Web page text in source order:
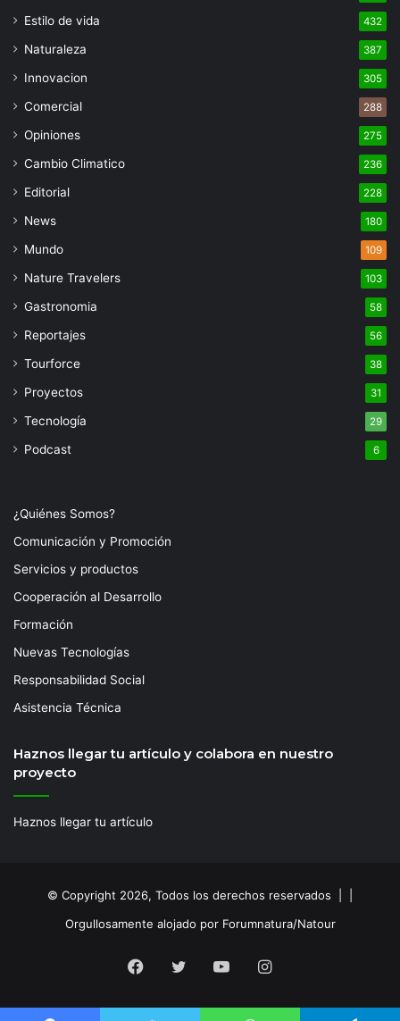
Estilo de vida 432
Naturaleza 387
Innovacion 305
Comercial 288
Opiniones 275
Cambio Climatico 236
Editorial 228
News 180
Mundo 109
Nature Travelers 103
Gastronomia 58
Reportajes 56
Tourforce 38
Proyectos 31
Tecnología 29
Podcast 6
¿Quiénes Somos?
Comunicación y Promoción
Servicios y productos
Cooperación al Desarrollo
Formación
Nuevas Tecnologías
Responsabilidad Social
Asistencia Técnica
Haznos llegar tu artículo y colabora en nuestro
proyecto
Haznos llegar tu artículo
© Copyright 2026, Todos los derechos reservados | |
Orgullosamente alojado por Forumnatura/Natour
Facebook
TwitterYouTubeInstagram